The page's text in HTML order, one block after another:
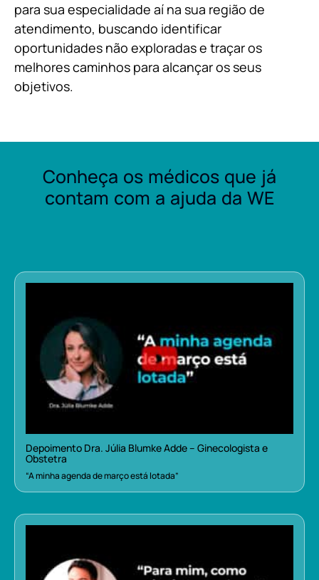
para sua especialidade aí na sua região de
atendimento, buscando identificar
oportunidades não exploradas e traçar os
melhores caminhos para alcançar os seus
objetivos.
Conheça os médicos que já
contam com a ajuda da WE
Depoimento Dra. Júlia Blumke Adde – Ginecologista e
Obstetra
“A minha agenda de março está lotada”